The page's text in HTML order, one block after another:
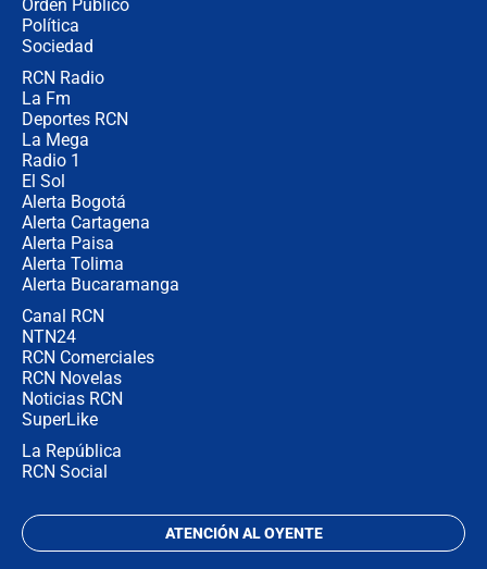
Orden Público
Política
Sociedad
RCN Radio
La Fm
Deportes RCN
La Mega
Radio 1
El Sol
Alerta Bogotá
Alerta Cartagena
Alerta Paisa
Alerta Tolima
Alerta Bucaramanga
Canal RCN
NTN24
RCN Comerciales
RCN Novelas
Noticias RCN
SuperLike
La República
RCN Social
ATENCIÓN AL OYENTE